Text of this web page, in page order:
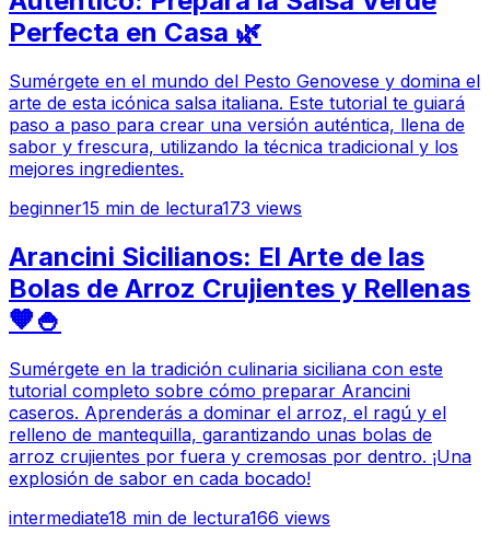
Perfecta en Casa 🌿
Sumérgete en el mundo del Pesto Genovese y domina el
arte de esta icónica salsa italiana. Este tutorial te guiará
paso a paso para crear una versión auténtica, llena de
sabor y frescura, utilizando la técnica tradicional y los
mejores ingredientes.
beginner15 min de lectura173 views
Arancini Sicilianos: El Arte de las
Bolas de Arroz Crujientes y Rellenas
🧡🍚
Sumérgete en la tradición culinaria siciliana con este
tutorial completo sobre cómo preparar Arancini
caseros. Aprenderás a dominar el arroz, el ragú y el
relleno de mantequilla, garantizando unas bolas de
arroz crujientes por fuera y cremosas por dentro. ¡Una
explosión de sabor en cada bocado!
intermediate18 min de lectura166 views